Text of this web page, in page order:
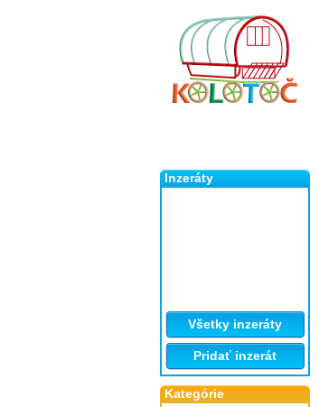
Inzeráty
Všetky inzeráty
Pridať inzerát
Kategórie